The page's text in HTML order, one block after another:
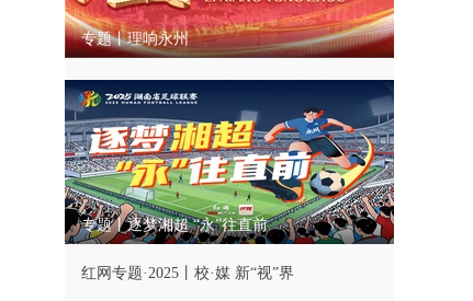
专题丨理响永州
专题丨逐梦湘超 “永”往直前
红网专题·2025丨校·媒 新“视”界